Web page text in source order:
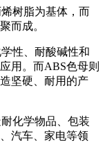
树脂为基体，而
而成。
性、耐酸碱性和
用。而ABS色母则
坚硬、耐用的产
化学物品、包装
汽车、家电等领